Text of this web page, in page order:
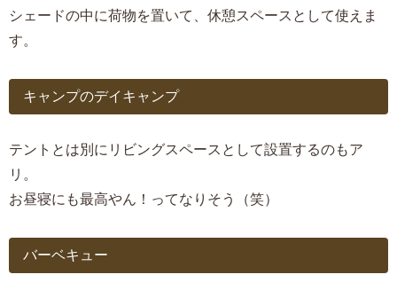
シェードの中に荷物を置いて、休憩スペースとして使えま
す。
キャンプのデイキャンプ
テントとは別にリビングスペースとして設置するのもア
リ。
お昼寝にも最高やん！ってなりそう（笑）
バーベキュー